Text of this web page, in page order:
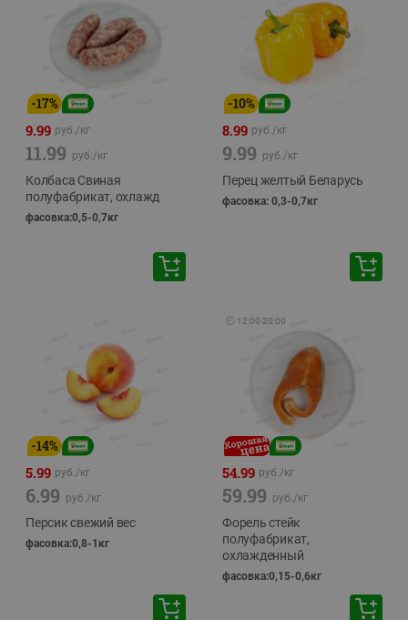
-17%
9.99 руб./кг
11.99 руб./кг
Колбаса Свиная
полуфабрикат, охлажд
фасовка:0,5-0,7кг
-10%
8.99 руб./кг
9.99 руб./кг
Перец желтый Беларусь
фасовка: 0,3-0,7кг
-14%
5.99 руб./кг
6.99 руб./кг
Персик свежий вес
фасовка:0,8-1кг
🕘 12:00-20:00
54.99 руб./кг
59.99 руб./кг
Форель стейк
полуфабрикат,
охлажденный
фасовка:0,15-0,6кг